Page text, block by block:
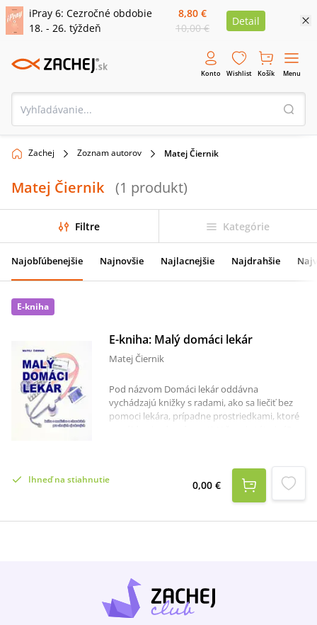
iPray 6: Cezročné obdobie
18. - 26. týždeň
8,80 €
10,00 €
Detail
Konto Wishlist Košík Menu
Zachej Zoznam autorov Matej Čiernik
Matej Čiernik (1 produkt)
Filtre Kategórie
Najobľúbenejšie Najnovšie Najlacnejšie Najdrahšie
E-kniha
E-kniha: Malý domáci lekár
Matej Čiernik
Pod názvom Domáci lekár oddávna
vychádzajú knižky s radami, ako sa liečiť bez
pomoci lekára, prípadne prostriedkami, ktoré
celkovo a v slovenskom zdravotníctve zvlášť.
Snaží sa poradiť, ako si pomôcť bez lekára, ale
aj kedy sa to už nedá, kam sa potom obrátiť a
zdravotníckej starostlivosti. A tiež chce pomôcť
Vynecháva však špecifické okruhy (detské
lekárstvo, ženské choroby, toxikománie...),
ktoré, pokiaľ niekoho zaujímajú, väčšinou už v
rozsahu samostatnej knihy od príslušného
Ihneď na stiahnutie 0,00 €